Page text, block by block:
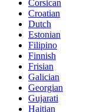
Corsican
Croatian
Dutch
Estonian
Filipino
Finnish
Frisian
Galician
Georgian
Gujarati
Haitian